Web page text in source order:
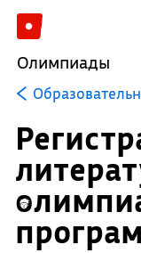
Олимпиады